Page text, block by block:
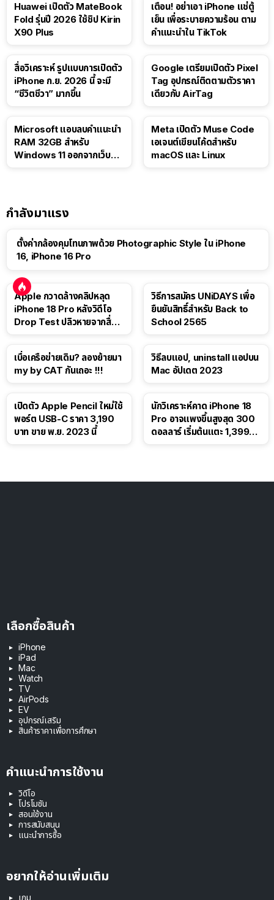
Huawei เปิดตัว MateBook
Fold รุ่นปี 2026 ใช้ชิป Kirin
X90 Plus
เตือน! อย่าเอา iPhone แช่ตู้
เย็น เพื่อระบายความร้อน ตาม
คำแนะนำใน TikTok
สื่อวิเคราะห์ รูปแบบการเปิดตัว
iPhone ก.ย. 2026 นี้ จะมี
“ชีวิตชีวา” มากขึ้น
Google เตรียมเปิดตัว Pixel
Tag อุปกรณ์ติดตามตัวราคา
เดียวกับ AirTag
Microsoft แอบลบคำแนะนำ
RAM 32GB สำหรับ
Windows 11 ออกจากเว็บตัว
Meta เปิดตัว Muse Code
เอเจนต์เขียนโค้ดสำหรับ
macOS และ Linux
กำลังมาแรง
ตั้งค่ากล้องคุมโทนภาพด้วย Photographic Style ใน iPhone
16, iPhone 16 Pro
Apple กวาดล้างคลิปหลุด
iPhone 18 Pro หลังวิดีโอ
Drop Test ปลิวหายจากสื่อ
วิธีการสมัคร UNiDAYS เพื่อ
ยืนยันสิทธิ์สำหรับ Back to
School 2565
เบื่อเครือข่ายเดิม? ลองย้ายมา
my by CAT กันเถอะ !!!
วิธีลบแอป, uninstall แอปบน
Mac อัปเดต 2023
เปิดตัว Apple Pencil ใหม่ใช้
พอร์ต USB-C ราคา 3,190
บาท ขาย พ.ย. 2023 นี้
นักวิเคราะห์คาด iPhone 18
Pro อาจแพงขึ้นสูงสุด 300
ดอลลาร์ เริ่มต้นแตะ 1,399
เลือกซื้อสินค้า
iPhone
iPad
Mac
Watch
TV
AirPods
EV
อุปกรณ์เสริม
สินค้าราคาเพื่อการศึกษา
คำแนะนำการใช้งาน
วิดีโอ
โปรโมชัน
สอนใช้งาน
การสนับสนุน
แนะนำการซื้อ
อยากให้อ่านเพิ่มเติม
เกม